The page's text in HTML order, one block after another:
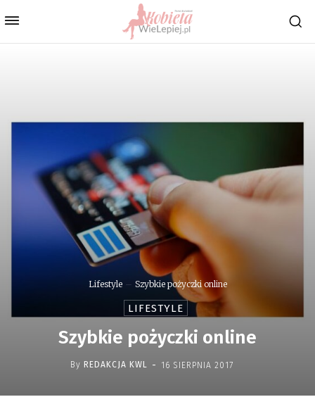
Lifestyle Szybkie pożyczki online
LIFESTYLE
Szybkie pożyczki online
By REDAKCJA KWL - 16 SIERPNIA 2017